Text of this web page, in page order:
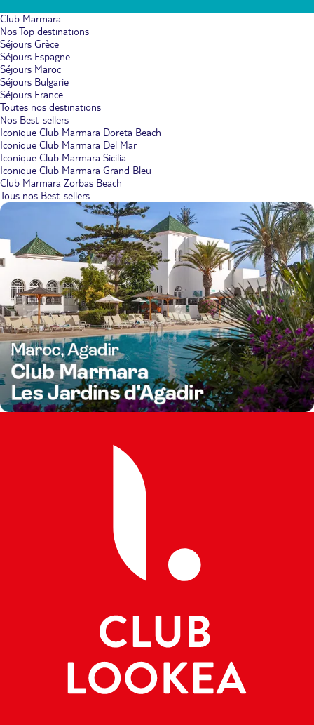
Club Marmara
Nos Top destinations
Séjours Grèce
Séjours Espagne
Séjours Maroc
Séjours Bulgarie
Séjours France
Toutes nos destinations
Nos Best-sellers
Iconique Club Marmara Doreta Beach
Iconique Club Marmara Del Mar
Iconique Club Marmara Sicilia
Iconique Club Marmara Grand Bleu
Club Marmara Zorbas Beach
Tous nos Best-sellers